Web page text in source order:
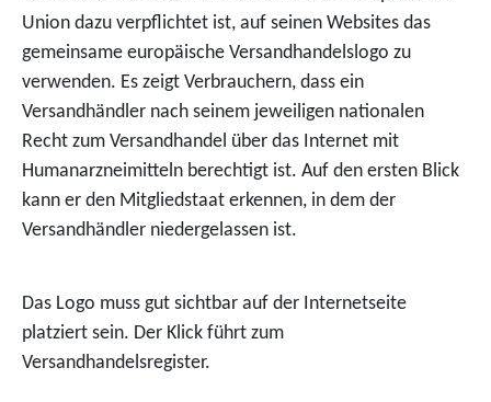
Union dazu verpflichtet ist, auf seinen Websites das
gemeinsame europäische Versandhandelslogo zu
verwenden. Es zeigt Verbrauchern, dass ein
Versandhändler nach seinem jeweiligen nationalen
Recht zum Versandhandel über das Internet mit
Humanarzneimitteln berechtigt ist. Auf den ersten Blick
kann er den Mitgliedstaat erkennen, in dem der
Versandhändler niedergelassen ist.
Das Logo muss gut sichtbar auf der Internetseite
platziert sein. Der Klick führt zum
Versandhandelsregister.